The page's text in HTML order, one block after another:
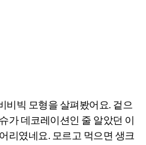
비빅 모형을 살펴봤어요. 겉으
가 데코레이션인 줄 알았던 이
리였네요. 모르고 먹으면 생크